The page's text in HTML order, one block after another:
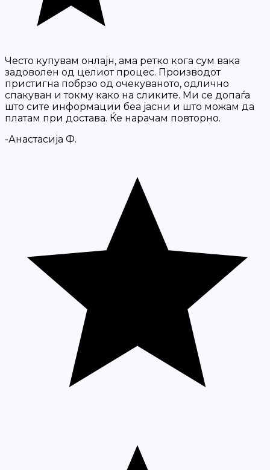
Често купувам онлајн, ама ретко кога сум вака
задоволен од целиот процес. Производот
пристигна побрзо од очекуваното, одлично
спакуван и токму како на сликите. Ми се допаѓа
што сите информации беа јасни и што можам да
платам при достава. Ќе нарачам повторно.
-Анастасија Ф.